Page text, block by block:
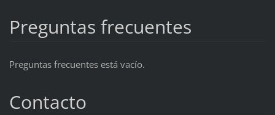
Preguntas frecuentes
Preguntas frecuentes está vacío.
Contacto